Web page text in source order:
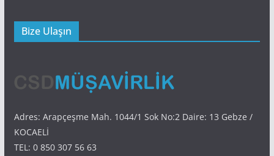
Bize Ulaşın
Adres: Arapçeşme Mah. 1044/1 Sok No:2 Daire: 13 Gebze /
KOCAELİ
TEL: 0 850 307 56 63